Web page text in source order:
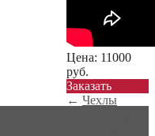
Цена: 11000
руб.
Заказать
← Чехлы